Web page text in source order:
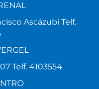
Ascázubi Telf.
Telf. 4103554